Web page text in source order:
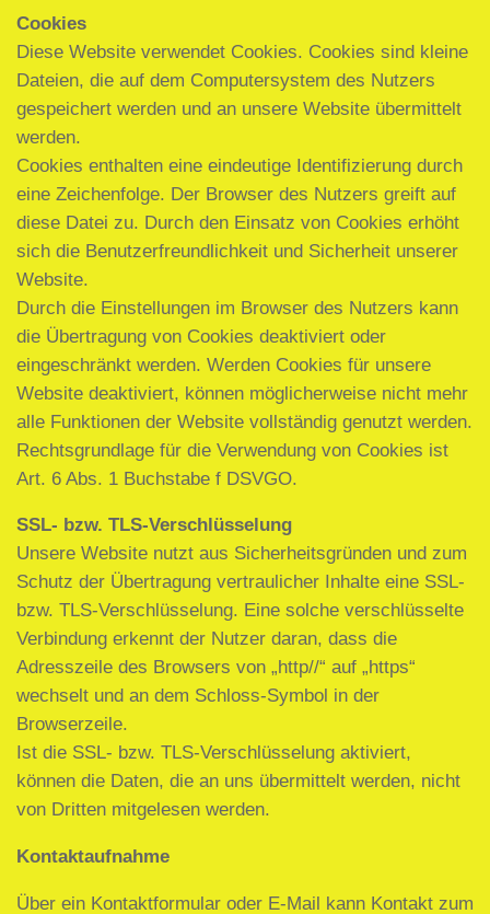
Cookies
Diese Website verwendet Cookies. Cookies sind kleine
Dateien, die auf dem Computersystem des Nutzers
gespeichert werden und an unsere Website übermittelt
werden.
Cookies enthalten eine eindeutige Identifizierung durch
eine Zeichenfolge. Der Browser des Nutzers greift auf
diese Datei zu. Durch den Einsatz von Cookies erhöht
sich die Benutzerfreundlichkeit und Sicherheit unserer
Website.
Durch die Einstellungen im Browser des Nutzers kann
die Übertragung von Cookies deaktiviert oder
eingeschränkt werden. Werden Cookies für unsere
Website deaktiviert, können möglicherweise nicht mehr
alle Funktionen der Website vollständig genutzt werden.
Rechtsgrundlage für die Verwendung von Cookies ist
Art. 6 Abs. 1 Buchstabe f DSVGO.
SSL- bzw. TLS-Verschlüsselung
Unsere Website nutzt aus Sicherheitsgründen und zum
Schutz der Übertragung vertraulicher Inhalte eine SSL-
bzw. TLS-Verschlüsselung. Eine solche verschlüsselte
Verbindung erkennt der Nutzer daran, dass die
Adresszeile des Browsers von „http//“ auf „https“
wechselt und an dem Schloss-Symbol in der
Browserzeile.
Ist die SSL- bzw. TLS-Verschlüsselung aktiviert,
können die Daten, die an uns übermittelt werden, nicht
von Dritten mitgelesen werden.
Kontaktaufnahme
Über ein Kontaktformular oder E-Mail kann Kontakt zum